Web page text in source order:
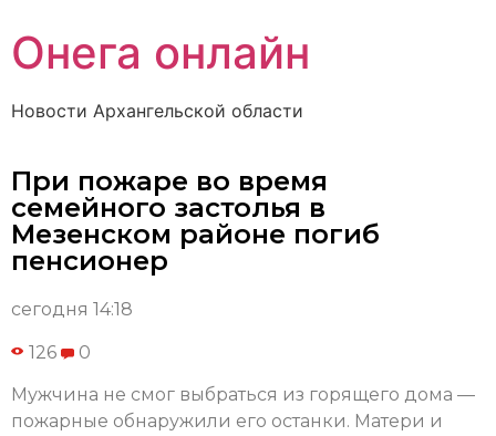
Онега онлайн
Новости Архангельской области
При пожаре во время
семейного застолья в
Мезенском районе погиб
пенсионер
сегодня 14:18
126 0
Мужчина не смог выбраться из горящего дома —
пожарные обнаружили его останки. Матери и